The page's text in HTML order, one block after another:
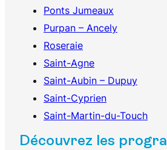
Ponts Jumeaux
Purpan – Ancely
Roseraie
Saint-Agne
Saint-Aubin – Dupuy
Saint-Cyprien
Saint-Martin-du-Touch
Découvrez les